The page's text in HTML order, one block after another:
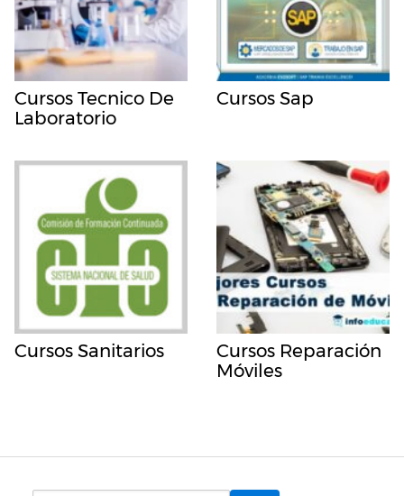
Cursos Tecnico De
Laboratorio
Cursos Sap
Cursos Sanitarios
Cursos Reparación
Móviles